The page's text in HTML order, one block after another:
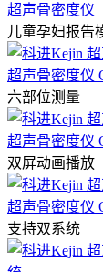
超声骨密度仪
儿童孕妇报告
超声骨密度仪
六部位测量
超声骨密度仪
双屏动画播放
超声骨密度仪
支持双系统